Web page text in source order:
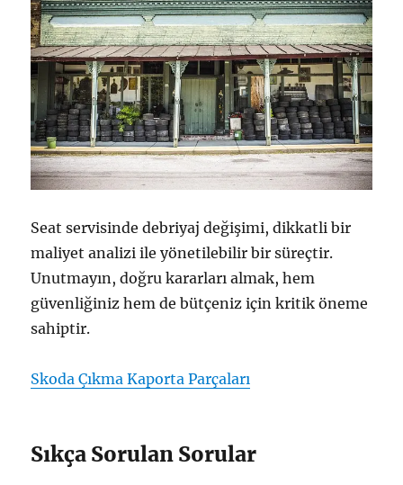
Seat servisinde debriyaj değişimi, dikkatli bir
maliyet analizi ile yönetilebilir bir süreçtir.
Unutmayın, doğru kararları almak, hem
güvenliğiniz hem de bütçeniz için kritik öneme
sahiptir.
Skoda Çıkma Kaporta Parçaları
Sıkça Sorulan Sorular